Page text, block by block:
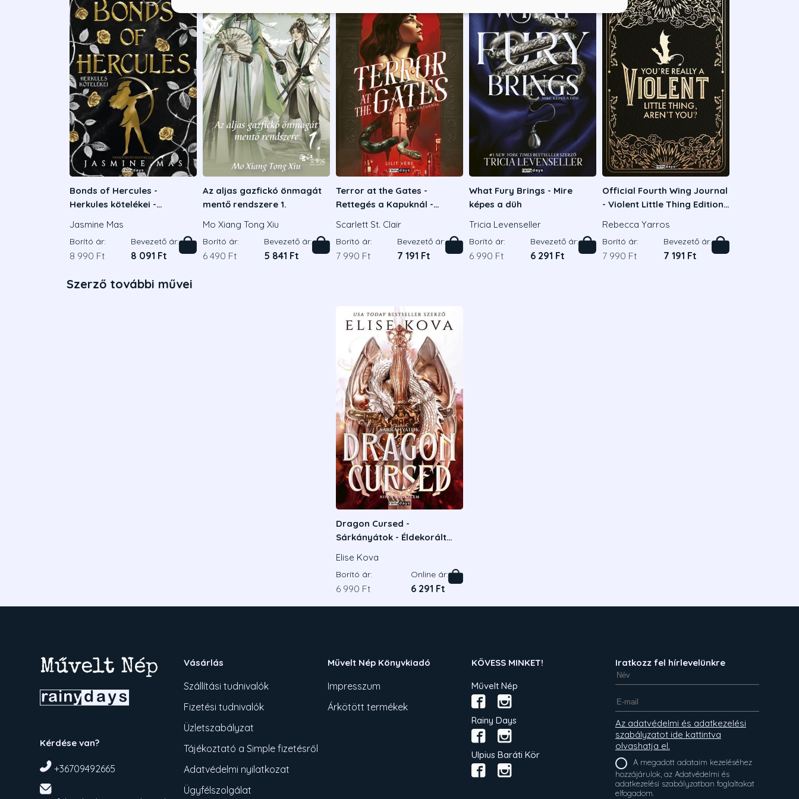
Bonds of Hercules -
Herkules kötelékei -
Jasmine Mas
Borító ár:
8 990 Ft
Bevezető ár:
8 091 Ft
Az aljas gazfickó önmagát
mentő rendszere 1.
Mo Xiang Tong Xiu
Borító ár:
6 490 Ft
Bevezető ár:
5 841 Ft
Terror at the Gates -
Rettegés a Kapuknál -
Scarlett St. Clair
Borító ár:
7 990 Ft
Bevezető ár:
7 191 Ft
What Fury Brings - Mire
képes a düh
Tricia Levenseller
Borító ár:
6 990 Ft
Bevezető ár:
6 291 Ft
Official Fourth Wing Journal
- Violent Little Thing Edition
Rebecca Yarros
Borító ár:
7 990 Ft
Bevezető ár:
7 191 Ft
Szerző további művei
Dragon Cursed -
Sárkányátok - Éldekorált
Elise Kova
Borító ár:
6 990 Ft
Online ár:
6 291 Ft
Kérdése van?
+36709492665
Vásárlás
Szállítási tudnivalók
Fizetési tudnivalók
Üzletszabályzat
Tájékoztató a Simple fizetésről
Adatvédelmi nyilatkozat
Ügyfélszolgálat
Művelt Nép Könyvkiadó
Impresszum
Árkötött termékek
KÖVESS MINKET!
Művelt Nép
Rainy Days
Ulpius Baráti Kör
Iratkozz fel hírlevelünkre
Az adatvédelmi és adatkezelési
szabályzatot ide kattintva
olvashatja el.
A megadott adataim kezeléséhez
hozzájárulok, az Adatvédelmi és
adatkezelési szabályzatban foglaltakat
elfogadom.